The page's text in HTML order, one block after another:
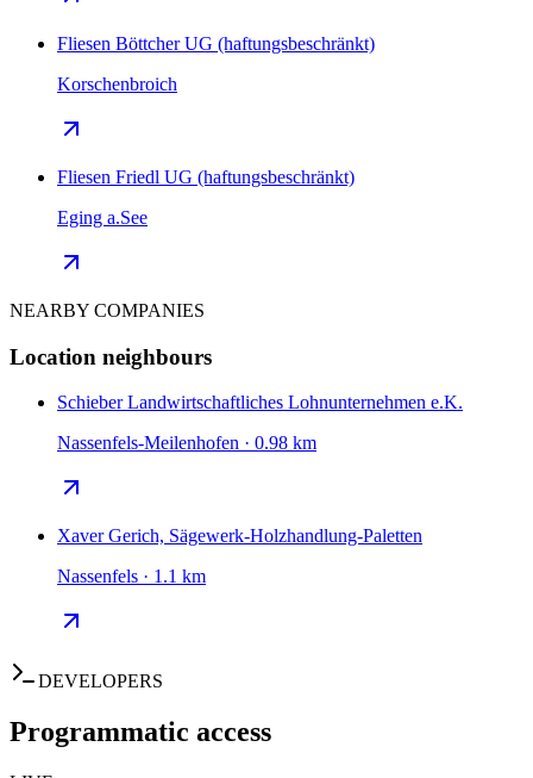
Fliesen Böttcher UG (haftungsbeschränkt)
Korschenbroich
Fliesen Friedl UG (haftungsbeschränkt)
Eging a.See
NEARBY COMPANIES
Location neighbours
Schieber Landwirtschaftliches Lohnunternehmen e.K.
Nassenfels-Meilenhofen · 0.98 km
Xaver Gerich, Sägewerk-Holzhandlung-Paletten
Nassenfels · 1.1 km
DEVELOPERS
Programmatic access